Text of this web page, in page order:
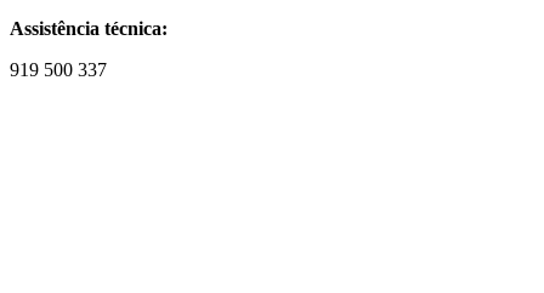
Assistência técnica:
919 500 337